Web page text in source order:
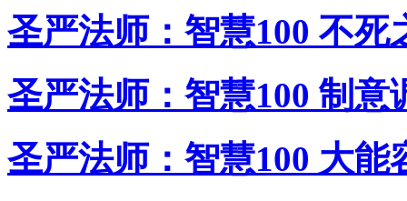
圣严法师：智慧100 不死
圣严法师：智慧100 制意
圣严法师：智慧100 大能